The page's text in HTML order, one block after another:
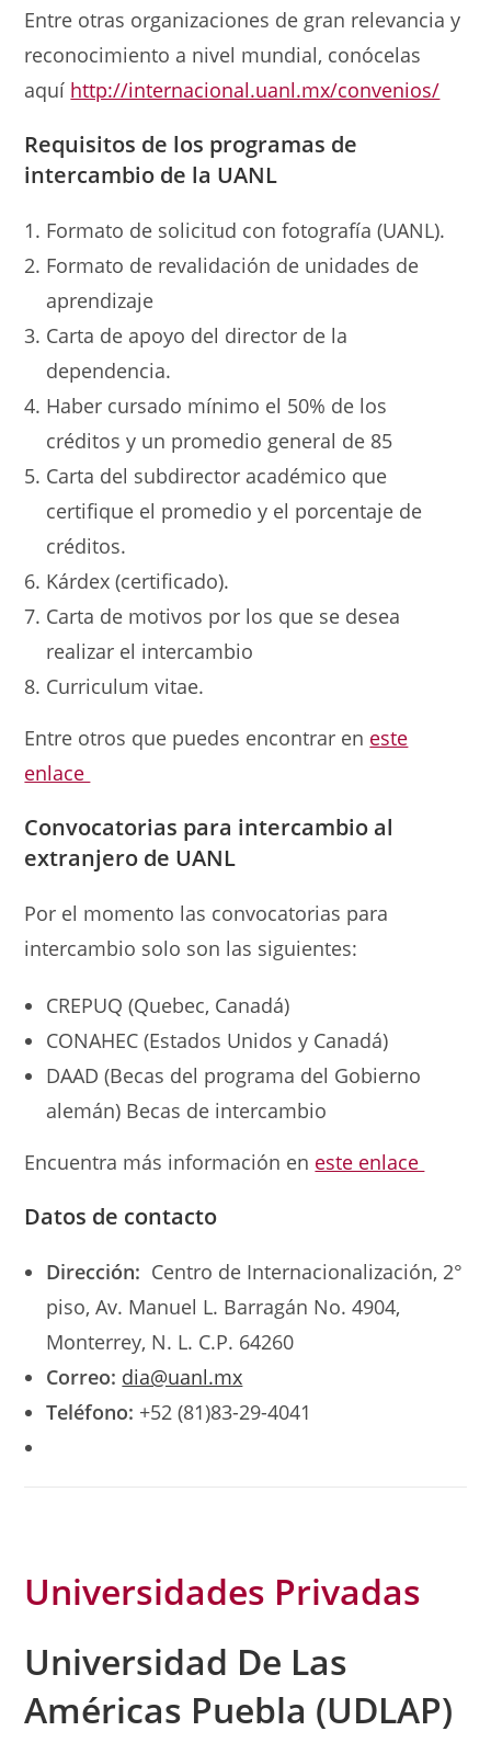
Entre otras organizaciones de gran relevancia y
reconocimiento a nivel mundial, conócelas
aquí http://internacional.uanl.mx/convenios/
Requisitos de los programas de
intercambio de la UANL
Formato de solicitud con fotografía (UANL).
Formato de revalidación de unidades de
aprendizaje
Carta de apoyo del director de la
dependencia.
Haber cursado mínimo el 50% de los
créditos y un promedio general de 85
Carta del subdirector académico que
certifique el promedio y el porcentaje de
créditos.
Kárdex (certificado).
Carta de motivos por los que se desea
realizar el intercambio
Curriculum vitae.
Entre otros que puedes encontrar en este
enlace
Convocatorias para intercambio al
extranjero de UANL
Por el momento las convocatorias para
intercambio solo son las siguientes:
CREPUQ (Quebec, Canadá)
CONAHEC (Estados Unidos y Canadá)
DAAD (Becas del programa del Gobierno
alemán) Becas de intercambio
Encuentra más información en este enlace
Datos de contacto
Dirección: Centro de Internacionalización, 2°
piso, Av. Manuel L. Barragán No. 4904,
Monterrey, N. L. C.P. 64260
Correo: dia@uanl.mx
Teléfono: +52 (81)83-29-4041
Universidades Privadas
Universidad De Las
Américas Puebla (UDLAP)